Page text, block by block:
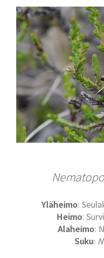
Yläheimo:
Heimo:
Alaheimo:
Suku: